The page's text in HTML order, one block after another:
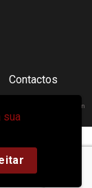
sua
Contactos
by Tecni24.com | Hosted on